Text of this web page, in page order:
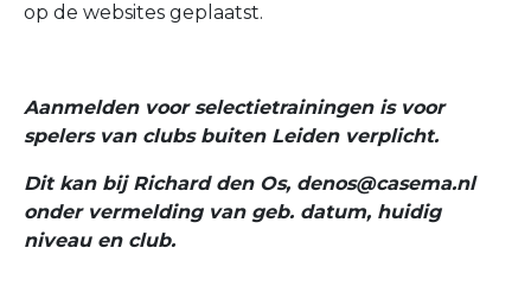
op de websites geplaatst.
Aanmelden voor selectietrainingen is voor
spelers van clubs buiten Leiden verplicht.
Dit kan bij Richard den Os, denos@casema.nl
onder vermelding van geb. datum, huidig
niveau en club.